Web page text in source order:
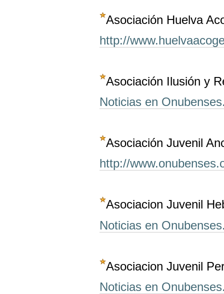
Asociación Huelva
http://
Asociación Ilusión y
Noticias en
Asociación Juvenil
http://
Asociacion Juvenil
Noticias en
Asociacion Juvenil
Noticias en